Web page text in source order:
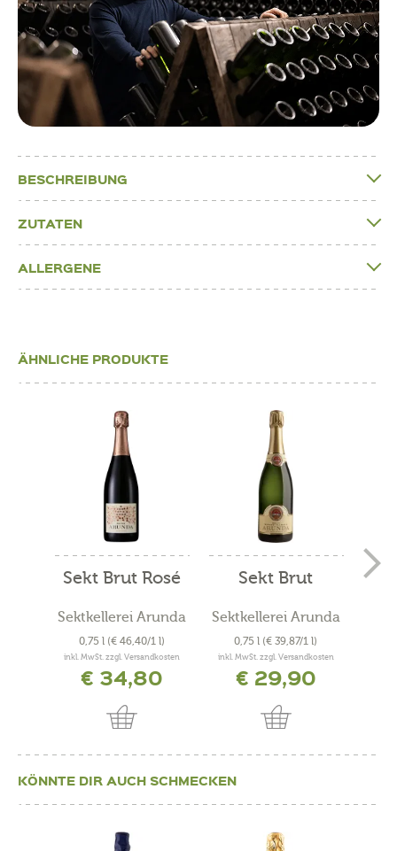
BESCHREIBUNG
ZUTATEN
ALLERGENE
ÄHNLICHE PRODUKTE
Sekt Brut Rosé
Sektkellerei Arunda
0,75 l (€ 46,40/1 l)
inkl. MwSt. zzgl. Versandkosten
€ 34,80
Sekt Brut
Sektkellerei Arunda
0,75 l (€ 39,87/1 l)
inkl. MwSt. zzgl. Versandkosten
€ 29,90
KÖNNTE DIR AUCH SCHMECKEN